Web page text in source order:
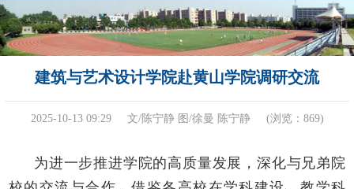
建筑与艺术设计学院赴黄山学院调研交流
2025-10-13 09:29 文/陈宁静 图/徐曼 陈宁静 (浏览： 869)
为进一步推进学院的高质量发展，深化与兄弟院